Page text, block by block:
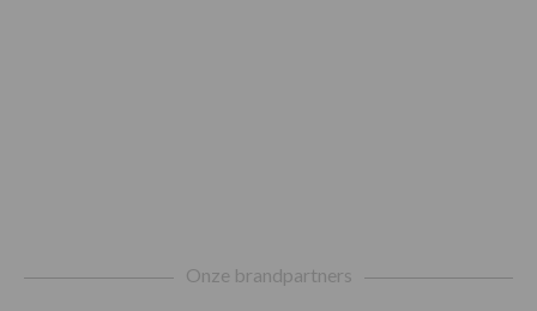
Onze brandpartners